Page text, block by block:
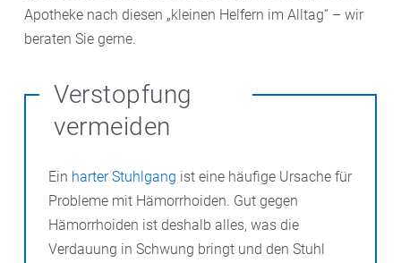
Apotheke nach diesen „kleinen Helfern im Alltag“ – wir
beraten Sie gerne.
Verstopfung
vermeiden
Ein harter Stuhlgang ist eine häufige Ursache für
Probleme mit Hämorrhoiden. Gut gegen
Hämorrhoiden ist deshalb alles, was die
Verdauung in Schwung bringt und den Stuhl